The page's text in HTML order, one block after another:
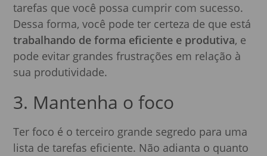
tarefas que você possa cumprir com sucesso.
Dessa forma, você pode ter certeza de que está
trabalhando de forma eficiente e produtiva, e
pode evitar grandes frustrações em relação à
sua produtividade.
3. Mantenha o foco
Ter foco é o terceiro grande segredo para uma
lista de tarefas eficiente. Não adianta o quanto